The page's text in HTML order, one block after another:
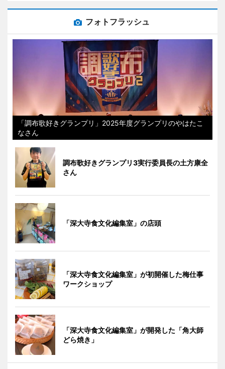
フォトフラッシュ
「調布歌好きグランプリ」2025年度グランプリのやはたこ
なさん
調布歌好きグランプリ3実行委員長の土方康全
さん
「深大寺食文化編集室」の店頭
「深大寺食文化編集室」が初開催した梅仕事
ワークショップ
「深大寺食文化編集室」が開発した「角大師
どら焼き」